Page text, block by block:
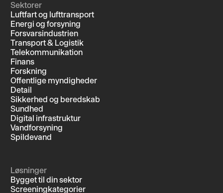
Sektorer
Luftfart og lufttransport
Energi og forsyning
Forsvarsindustrien
Transport & Logistik
Telekommunikation
Finans
Forskning
Offentlige myndigheder
Detail
Sikkerhed og beredskab
Sundhed
Digital infrastruktur
Vandforsyning
Spildevand
Løsninger
Bygget til din sektor
Screeningkategorier